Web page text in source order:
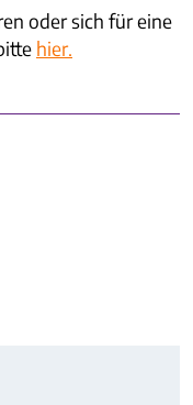
oder sich für eine
hier.